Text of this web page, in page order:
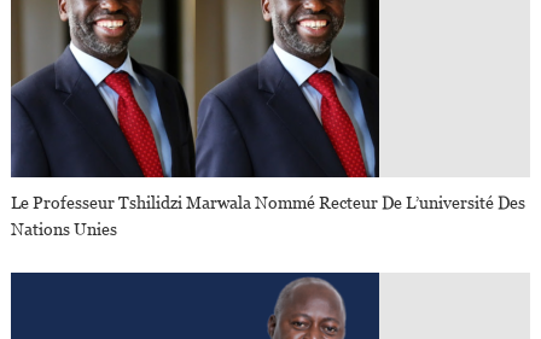
Le Professeur Tshilidzi Marwala Nommé Recteur De L’université Des
Nations Unies